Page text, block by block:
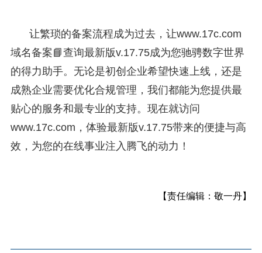
让繁琐的备案流程成为过去，让www.17c.com
域名备案📘查询最新版v.17.75成为您驰骋数字世界
的得力助手。无论是初创企业希望快速上线，还是
成熟企业需要优化合规管理，我们都能为您提供最
贴心的服务和最专业的支持。现在就访问
www.17c.com，体验最新版v.17.75带来的便捷与高
效，为您的在线事业注入腾飞的动力！
【责任编辑：敬一丹】